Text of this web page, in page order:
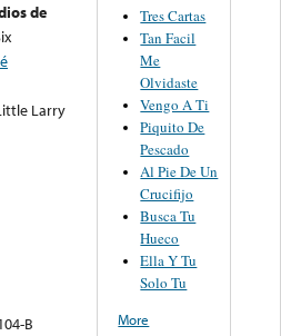
de
Larry
B
Tres Cartas
Tan Facil
Me
Olvidaste
Vengo A Ti
Piquito De
Pescado
Al Pie De Un
Crucifijo
Busca Tu
Hueco
Ella Y Tu
Solo Tu
More